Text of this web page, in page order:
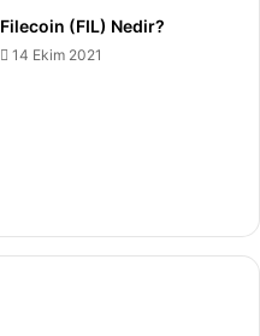
Filecoin (FIL) Nedir?
14 Ekim 2021